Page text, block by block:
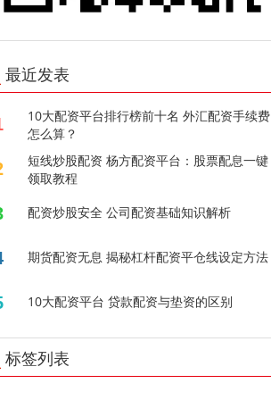
最近发表
10大配资平台排行榜前十名 外汇配资手续费
怎么算？
短线炒股配资 杨方配资平台：股票配息一键
领取教程
配资炒股安全 公司配资基础知识解析
期货配资无息 揭秘杠杆配资平仓线设定方法
10大配资平台 贷款配资与垫资的区别
标签列表